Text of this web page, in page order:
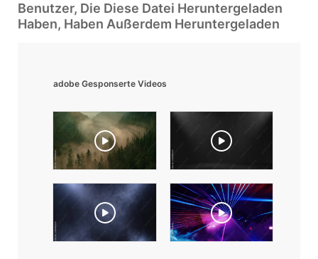
Benutzer, Die Diese Datei Heruntergeladen
Haben, Haben Außerdem Heruntergeladen
adobe Gesponserte Videos